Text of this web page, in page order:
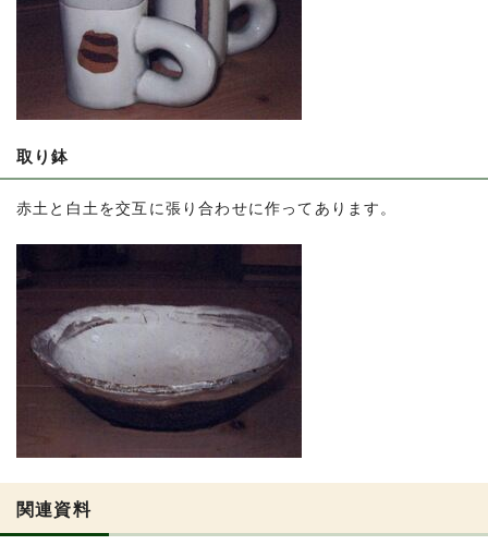
取り鉢
赤土と白土を交互に張り合わせに作ってあります。
関連資料